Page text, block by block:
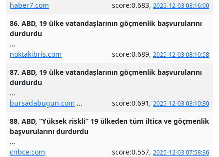
haber7.com
score:0.683, 2025-12-03 08:16:00
86. ABD, 19 ülke vatandaşlarının göçmenlik başvurularını
durdurdu
...
noktakibris.com
score:0.689, 2025-12-03 08:10:58
87. ABD, 19 ülke vatandaşlarının göçmenlik başvurularını
durdurdu
...
bursadabugun.com ... score:0.691, 2025-12-03 08:10:30
88. ABD, “Yüksek riskli” 19 ülkeden tüm iltica ve göçmenlik
başvurularını durdurdu
...
cnbce.com
score:0.557, 2025-12-03 07:58:36